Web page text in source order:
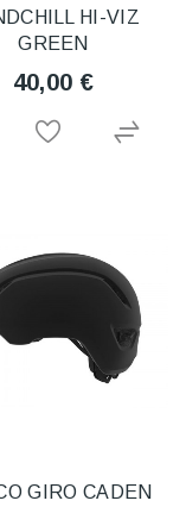
HI-VIZ
GREEN
40,00 €
GIRO CADEN